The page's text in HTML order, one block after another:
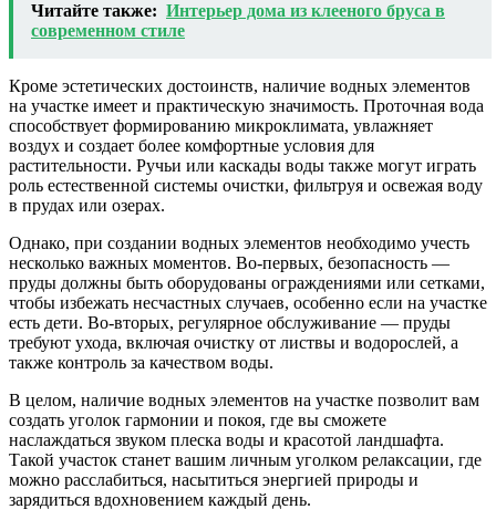
Читайте также: Интерьер дома из клееного бруса в
современном стиле
Кроме эстетических достоинств, наличие водных элементов
на участке имеет и практическую значимость. Проточная вода
способствует формированию микроклимата, увлажняет
воздух и создает более комфортные условия для
растительности. Ручьи или каскады воды также могут играть
роль естественной системы очистки, фильтруя и освежая воду
в прудах или озерах.
Однако, при создании водных элементов необходимо учесть
несколько важных моментов. Во-первых, безопасность —
пруды должны быть оборудованы ограждениями или сетками,
чтобы избежать несчастных случаев, особенно если на участке
есть дети. Во-вторых, регулярное обслуживание — пруды
требуют ухода, включая очистку от листвы и водорослей, а
также контроль за качеством воды.
В целом, наличие водных элементов на участке позволит вам
создать уголок гармонии и покоя, где вы сможете
наслаждаться звуком плеска воды и красотой ландшафта.
Такой участок станет вашим личным уголком релаксации, где
можно расслабиться, насытиться энергией природы и
зарядиться вдохновением каждый день.